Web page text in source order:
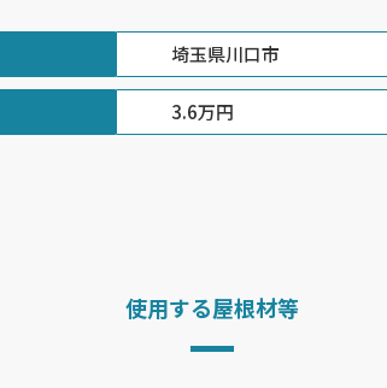
埼玉県川口市
3.6万円
使用する屋根材等